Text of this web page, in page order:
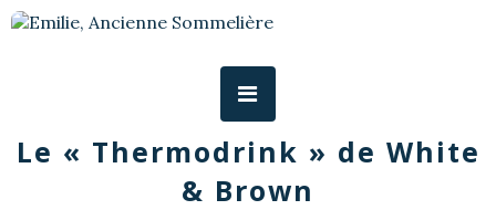
Le « Thermodrink » de White
& Brown